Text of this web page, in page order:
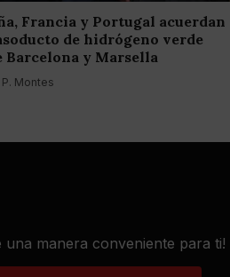
Francia y Portugal acuerdan
de hidrógeno verde
Barcelona y Marsella
Montes
manera conveniente para ti!